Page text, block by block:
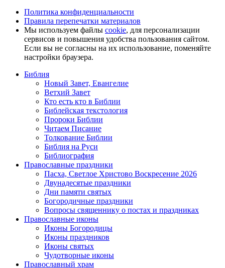
Политика конфиденциальности
Правила перепечатки материалов
Мы используем файлы cookie, для персонализации
сервисов и повышения удобства пользования сайтом.
Если вы не согласны на их использование, поменяйте
настройки браузера.
Библия
Новый Завет, Евангелие
Ветхий Завет
Кто есть кто в Библии
Библейская текстология
Пророки Библии
Читаем Писание
Толкование Библии
Библия на Руси
Библиография
Православные праздники
Пасха, Светлое Христово Воскресение 2026
Двунадесятые праздники
Дни памяти святых
Богородичные праздники
Вопросы священнику о постах и праздниках
Православные иконы
Иконы Богородицы
Иконы праздников
Иконы святых
Чудотворные иконы
Православный храм